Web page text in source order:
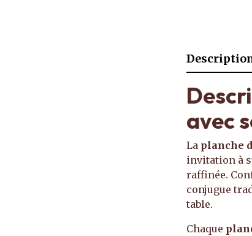
avec
La planche
invitation à
raffinée.
conjugue
table.
Chaque